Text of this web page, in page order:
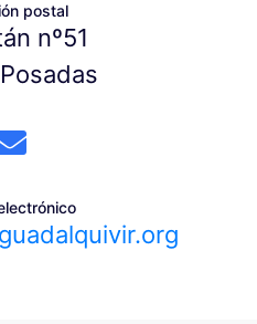
postal
nº51